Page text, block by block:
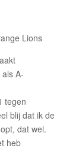
A-
tegen
blij dat ik de
dat wel.
heb